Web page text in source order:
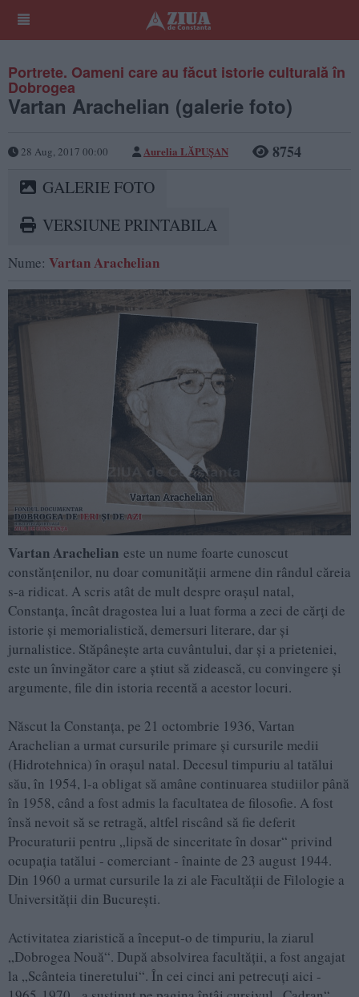
Portrete. Oameni care au făcut istorie culturală în
Dobrogea
Vartan Arachelian (galerie foto)
28 Aug, 2017 00:00 Aurelia LĂPUŞAN 8754
GALERIE FOTO
VERSIUNE PRINTABILA
Nume: Vartan Arachelian
Vartan Arachelian este un nume foarte cunoscut
constănţenilor, nu doar comunităţii armene din rândul căreia
s-a ridicat. A scris atât de mult despre oraşul natal,
Constanţa, încât dragostea lui a luat forma a zeci de cărţi de
istorie şi memorialistică, demersuri literare, dar şi
jurnalistice. Stăpâneşte arta cuvântului, dar şi a prieteniei,
este un învingător care a ştiut să zidească, cu convingere şi
argumente, file din istoria recentă a acestor locuri.
Născut la Constanţa, pe 21 octombrie 1936, Vartan
Arachelian a urmat cursurile primare şi cursurile medii
(Hidrotehnica) în oraşul natal. Decesul timpuriu al tatălui
său, în 1954, l-a obligat să amâne continuarea studiilor până
în 1958, când a fost admis la facultatea de filosofie. A fost
însă nevoit să se retragă, altfel riscând să fie deferit
Procuraturii pentru „lipsă de sinceritate în dosar“ privind
ocupaţia tatălui - comerciant - înainte de 23 august 1944.
Din 1960 a urmat cursurile la zi ale Facultăţii de Filologie a
Universităţii din Bucureşti.
Activitatea ziaristică a început-o de timpuriu, la ziarul
„Dobrogea Nouă“. După absolvirea facultăţii, a fost angajat
la „Scânteia tineretului“. În cei cinci ani petrecuţi aici -